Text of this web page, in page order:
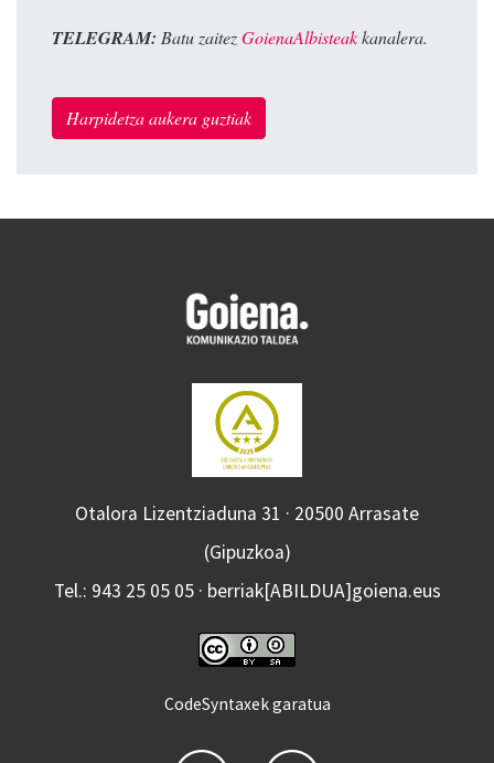
TELEGRAM: Batu zaitezGoienaAlbisteakkanalera.
Harpidetza aukera guztiak
Otalora Lizentziaduna 31 · 20500 Arrasate
(Gipuzkoa)
Tel.: 943 25 05 05 · berriak[ABILDUA]goiena.eus
CodeSyntaxek garatua